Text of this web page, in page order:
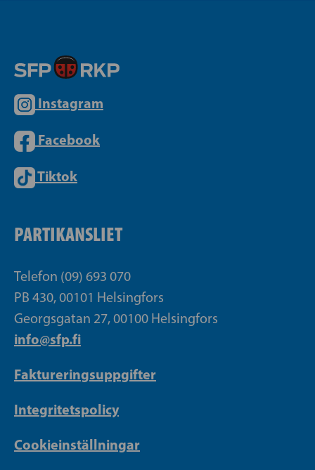
Instagram
Facebook
Tiktok
PARTIKANSLIET
Telefon (09) 693 070
PB 430, 00101 Helsingfors
Georgsgatan 27, 00100 Helsingfors
info@sfp.fi
Faktureringsuppgifter
Integritetspolicy
Cookieinställningar